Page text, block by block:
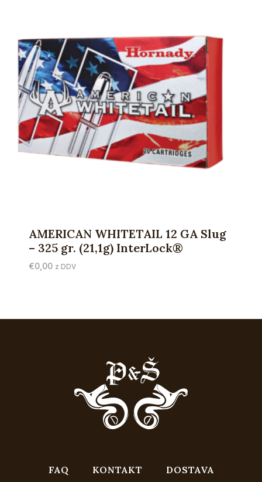
AMERICAN WHITETAIL 12 GA Slug
– 325 gr. (21,1g) InterLock®
€0,00 z DDV
FAQ KONTAKT DOSTAVA